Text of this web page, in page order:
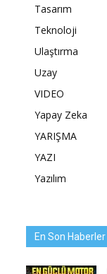
Tasarım
Teknoloji
Ulaştırma
Uzay
VIDEO
Yapay Zeka
YARIŞMA
YAZI
Yazılım
En Son Haberler